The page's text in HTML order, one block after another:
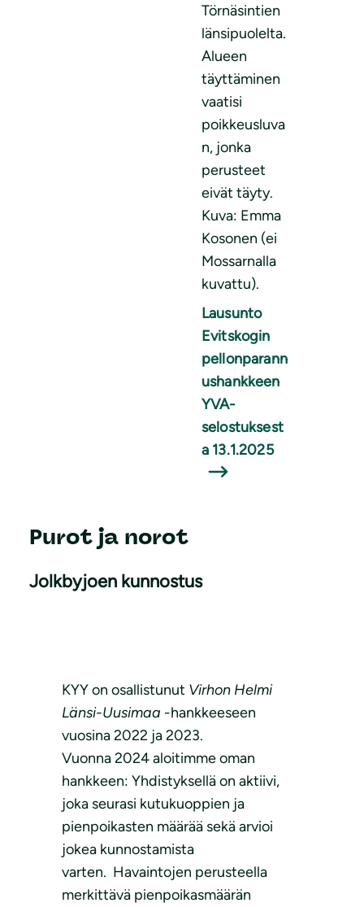
Törnäsintien
länsipuolelta.
Alueen
täyttäminen
vaatisi
poikkeusluva
n, jonka
perusteet
eivät täyty.
Kuva: Emma
Kosonen (ei
Mossarnalla
kuvattu).
Lausunto
Evitskogin
pellonparann
ushankkeen
YVA-
selostuksest
a 13.1.2025
Purot ja norot
Jolkbyjoen kunnostus
KYY on osallistunut Virhon Helmi
Länsi-Uusimaa -hankkeeseen
vuosina 2022 ja 2023.
Vuonna 2024 aloitimme oman
hankkeen: Yhdistyksellä on aktiivi,
joka seurasi kutukuoppien ja
pienpoikasten määrää sekä arvioi
jokea kunnostamista
varten. Havaintojen perusteella
merkittävä pienpoikasmäärän